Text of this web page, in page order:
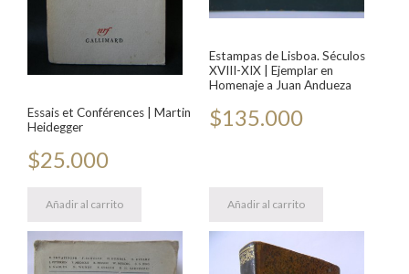
Essais et Conférences | Martin
Heidegger
$25.000
Añadir al carrito
Estampas de Lisboa. Séculos
XVIII-XIX | Ejemplar en
Homenaje a Juan Andueza
$135.000
Añadir al carrito